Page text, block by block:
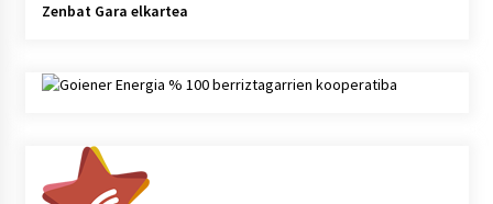
Zenbat Gara elkartea